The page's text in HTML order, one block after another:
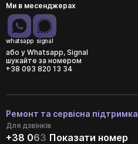
Ми в месенджерах
whatsapp signal
або у Whatsapp, Signal
шукайте за номером
+38 093 820 13 34
Ремонт та сервісна підтримка
Для дзвінків
+38 063 Показати номер